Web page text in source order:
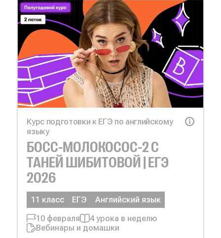
Курс подготовки к ЕГЭ по английскому
языку
БОСС-МОЛОКОСОС-2 С
ТАНЕЙ ШИБИТОВОЙ | ЕГЭ
2026
11 класс ЕГЭ
Английский язык
10 февраля
4 урока в неделю
Вебинары и домашки